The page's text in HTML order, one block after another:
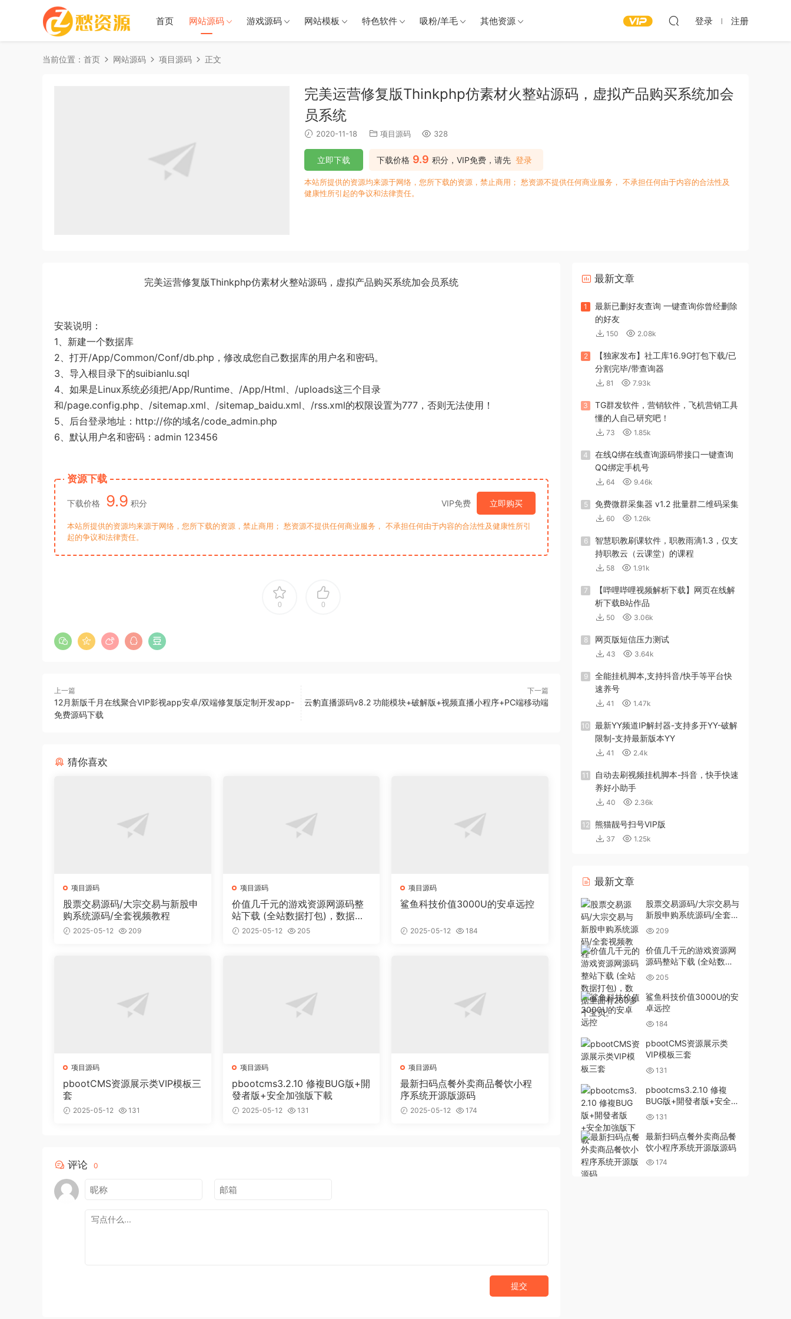
首页 网站源码 游戏源码 网站模板 特色软件 吸粉/羊毛 其他资源 登录 注册
当前位置： 首页 网站源码 项目源码 正文
完美运营修复版Thinkphp仿素材火整站源码，虚拟产品购买系统加会
员系统
2020-11-18 项目源码 328
下载价格 9.9 积分，VIP免费，请先 登录
立即下载
本站所提供的资源均来源于网络，您所下载的资源，禁止商用； 愁资源不提供任何商业服务， 不承担任何由于内容的合法性及
健康性所引起的争议和法律责任。
完美运营修复版Thinkphp仿素材火整站源码，虚拟产品购买系统加会员系统
安装说明：
1、新建一个数据库
2、打开/App/Common/Conf/db.php，修改成您自己数据库的用户名和密码。
3、导入根目录下的suibianlu.sql
4、如果是Linux系统必须把/App/Runtime、/App/Html、/uploads这三个目录
和/page.config.php、/sitemap.xml、/sitemap_baidu.xml、/rss.xml的权限设置为777，否则无法使用！
5、后台登录地址：http://你的域名/code_admin.php
6、默认用户名和密码：admin 123456
资源下载
下载价格 9.9 积分 VIP免费 立即购买
本站所提供的资源均来源于网络，您所下载的资源，禁止商用； 愁资源不提供任何商业服务， 不承担任何由于内容的合法性及健康性所引
起的争议和法律责任。
0 0
上一篇
12月新版千月在线聚合VIP影视app安卓/双端修复版定制开发app-
免费源码下载
下一篇
云豹直播源码v8.2 功能模块+破解版+视频直播小程序+PC端移动端
猜你喜欢
项目源码
股票交易源码/大宗交易与新股申
购系统源码/全套视频教程
2025-05-12 209
项目源码
价值几千元的游戏资源网源码整
站下载 (全站数据打包)，数据里
面有200多个宝贝。
2025-05-12 205
项目源码
鲨鱼科技价值3000U的安卓远控
2025-05-12 184
项目源码
pbootCMS资源展示类VIP模板三
套
2025-05-12 131
项目源码
pbootcms3.2.10 修複BUG版+開
發者版+安全加強版下載
2025-05-12 131
项目源码
最新扫码点餐外卖商品餐饮小程
序系统开源版源码
2025-05-12 174
评论 0
提交
最新文章
1
最新已删好友查询 一键查询你曾经删除
的好友
150 2.08k
2
【独家发布】社工库16.9G打包下载/已
分割完毕/带查询器
81 7.93k
3
TG群发软件，营销软件，飞机营销工具
懂的人自己研究吧！
73 1.85k
4
在线Q绑在线查询源码带接口一键查询
QQ绑定手机号
64 9.46k
5 免费微群采集器 v1.2 批量群二维码采集
60 1.26k
6
智慧职教刷课软件，职教雨滴1.3，仅支
持职教云（云课堂）的课程
58 1.91k
7
【哔哩哔哩视频解析下载】网页在线解
析下载B站作品
50 3.06k
8 网页版短信压力测试
43 3.64k
9
全能挂机脚本,支持抖音/快手等平台快
速养号
41 1.47k
10
最新YY频道IP解封器-支持多开YY-破解
限制-支持最新版本YY
41 2.4k
11
自动去刷视频挂机脚本-抖音，快手快速
养好小助手
40 2.36k
12 熊猫靓号扫号VIP版
37 1.25k
最新文章
股票交易源码/大宗交易与
新股申购系统源码/全套视
频教程
209
价值几千元的游戏资源网
源码整站下载 (全站数据
打包)，数据里面有200多
个宝贝。
205
鲨鱼科技价值3000U的安
卓远控
184
pbootCMS资源展示类
VIP模板三套
131
pbootcms3.2.10 修複
BUG版+開發者版+安全加
強版下載
131
最新扫码点餐外卖商品餐
饮小程序系统开源版源码
174